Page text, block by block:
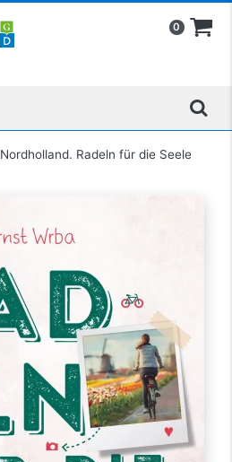
0
Nordholland. Radeln für die Seele